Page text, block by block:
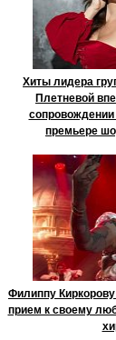
Хиты лидера
Плетневой
сопровождении
премьере
Филиппу
прием к своему